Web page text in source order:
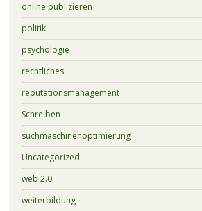
online publizieren
politik
psychologie
rechtliches
reputationsmanagement
Schreiben
suchmaschinenoptimierung
Uncategorized
web 2.0
weiterbildung